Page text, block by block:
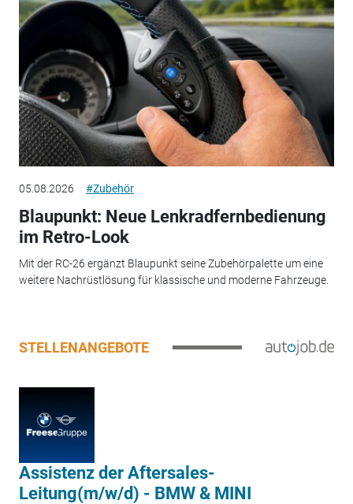
05.08.2026 #Zubehör
Blaupunkt: Neue Lenkradfernbedienung
im Retro-Look
Mit der RC-26 ergänzt Blaupunkt seine Zubehörpalette um eine
weitere Nachrüstlösung für klassische und moderne Fahrzeuge.
STELLENANGEBOTE
Assistenz der Aftersales-
Leitung(m/w/d) - BMW & MINI